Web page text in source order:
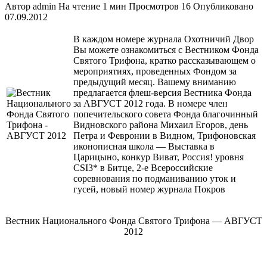
Автор admin На чтение 1 мин Просмотров 16 Опубликовано
07.09.2012
В каждом номере журнала Охотничий Двор
Вы можете ознакомиться с Вестником Фонда
Святого Трифона, кратко рассказывающем о
мероприятиях, проведенных Фондом за
предыдущий месяц. Вашему вниманию
предлагается флеш-версия Вестника Фонда
за АВГУСТ 2012 года. В номере член
попечительского совета Фонда благочинный
Видновского района Михаил Егоров, день
Петра и Февронии в Видном, Трифоновская
иконописная школа — Выставка в
Царицыно, конкур Виват, Россия! уровня
CSI3* в Битце, 2-е Всероссийские
соревнования по подманиванию уток и
гусей, новый номер журнала Покров
Вестник Национального Фонда Святого Трифона — АВГУСТ
2012